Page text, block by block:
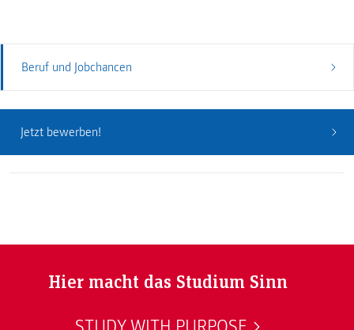
Beruf und Jobchancen
Jetzt bewerben!
Hier macht das Studium Sinn